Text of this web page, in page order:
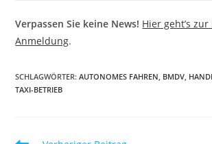
Verpassen Sie keine News! Hier geht’s
Anmeldung.
SCHLAGWÖRTER:AUTONOMES FAHREN BMDV
TAXI-BETRIEB